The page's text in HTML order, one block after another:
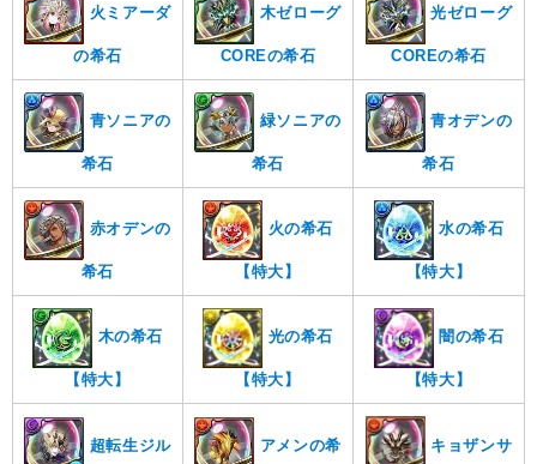
火ミアーダ
の希石
木ゼローグ
COREの希石
光ゼローグ
COREの希石
青ソニアの
希石
緑ソニアの
希石
青オデンの
希石
赤オデンの
希石
火の希石
【特大】
水の希石
【特大】
木の希石
【特大】
光の希石
【特大】
闇の希石
【特大】
超転生ジル アメンの希 キョザンサ